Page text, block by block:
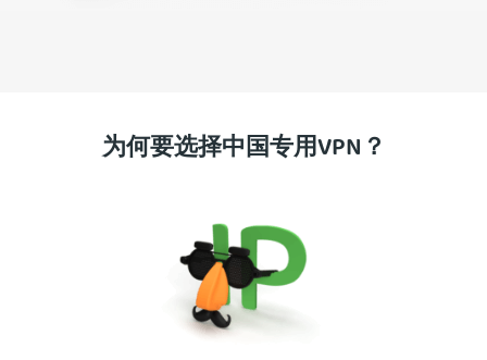
为何要选择中国专用VPN？